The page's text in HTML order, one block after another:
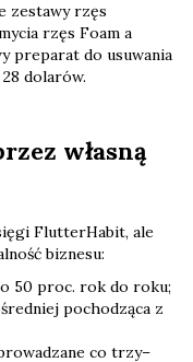
zestawy rzęs
rzęs Foam a
preparat do usuwania
dolarów.
własną
FlutterHabit, ale
biznesu:
50 proc. rok do roku;
pochodząca z
co trzy–